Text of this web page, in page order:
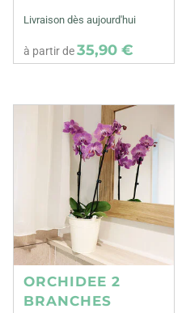
Livraison dès aujourd'hui
à partir de35,90 €
ORCHIDEE 2
BRANCHES